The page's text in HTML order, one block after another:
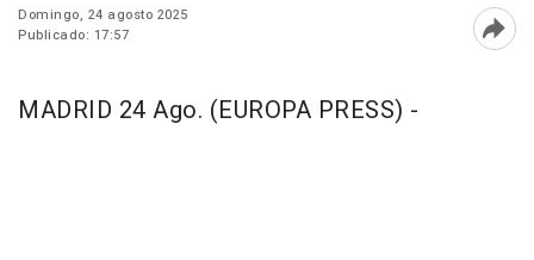
Domingo, 24 agosto 2025
Publicado: 17:57
MADRID 24 Ago. (EUROPA PRESS) -